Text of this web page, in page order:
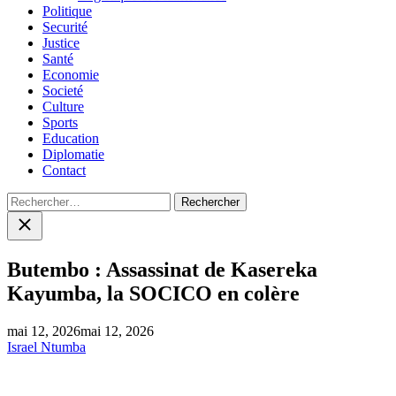
Politique
Securité
Justice
Santé
Economie
Societé
Culture
Sports
Education
Diplomatie
Contact
Rechercher :
Close
search
Butembo : Assassinat de Kasereka
Kayumba, la SOCICO en colère
mai 12, 2026mai 12, 2026
Israel Ntumba